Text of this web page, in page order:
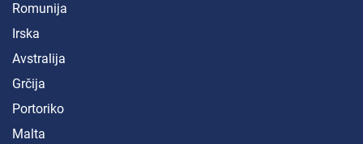
Romunija
Irska
Avstralija
Grčija
Portoriko
Malta